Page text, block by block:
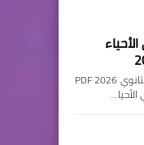
📘 تحميل كتاب الامتحان في الأحياء الصف الثالث الثانوي 2026 PDF